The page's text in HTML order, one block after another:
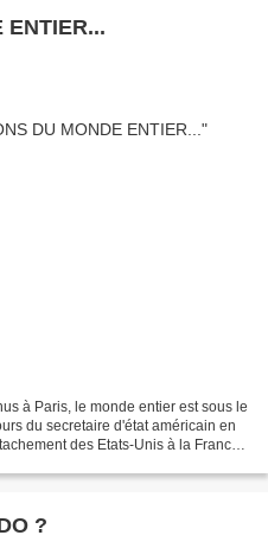
ENTIER...
à Paris, le monde entier est sous le
du secretaire d'état américain en
des Etats-Unis à la France
?